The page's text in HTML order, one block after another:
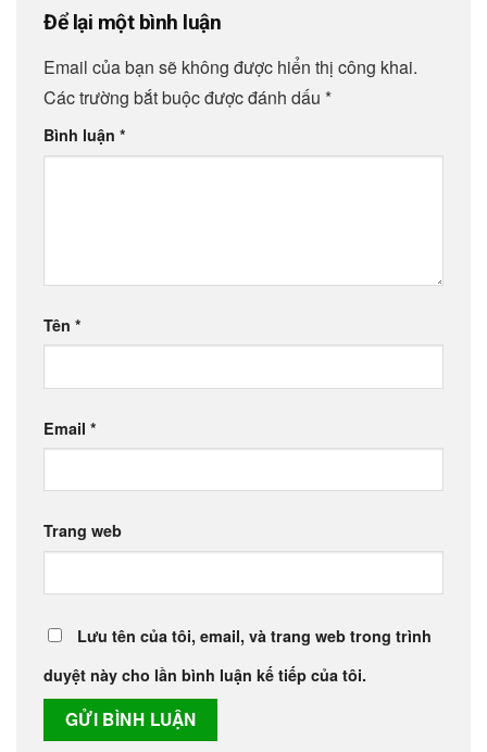
Để lại một bình luận
Email của bạn sẽ không được hiển thị công khai.
Các trường bắt buộc được đánh dấu *
Bình luận *
Tên *
Email *
Trang web
Lưu tên của tôi, email, và trang web trong trình
duyệt này cho lần bình luận kế tiếp của tôi.